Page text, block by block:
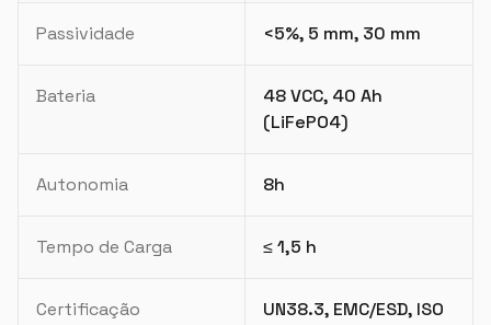
Passividade <5%, 5 mm, 30 mm
Bateria
48 VCC, 40 Ah
(LiFePO4)
Autonomia 8h
Tempo de Carga ≤ 1,5 h
Certificação
UN38.3, EMC/ESD, ISO